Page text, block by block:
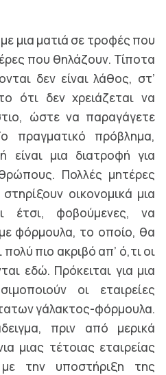
μια ματιά σε τροφές που
που θηλάζουν. Τίποτα
δεν είναι λάθος, στ’
ότι δεν χρειάζεται να
ώστε να παραγάγετε
πραγματικό πρόβλημα,
μια διατροφή για
Πολλές μητέρες
οικονομικά μια
έτσι, φοβούμενες, να
φόρμουλα, το οποίο, θα
πιο ακριβό απ’ ό,τι οι
εδώ. Πρόκειται για μια
οι εταιρείες
γάλακτος-φόρμουλα.
πριν από μερικά
μιας τέτοιας εταιρείας
την υποστήριξη της